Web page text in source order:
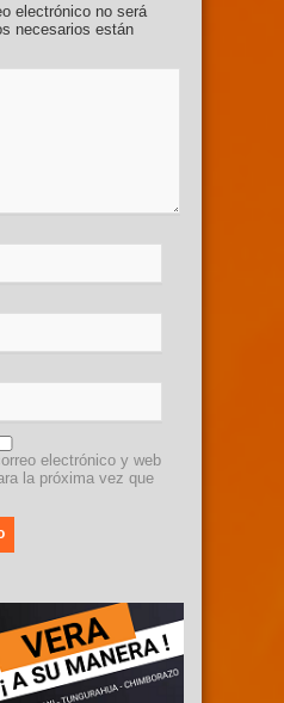
electrónico no será
necesarios están
electrónico y web
la próxima vez que